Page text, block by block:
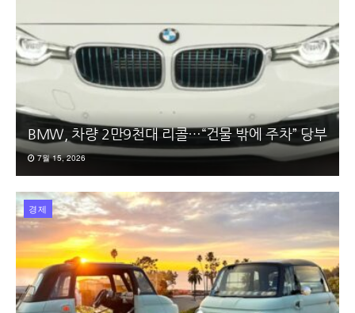
BMW, 차량 2만9천대 리콜…“건물 밖에 주차” 당부
7월 15, 2026
경제